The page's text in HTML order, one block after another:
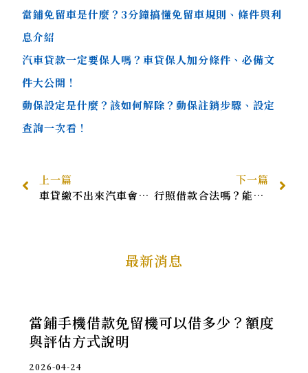
當鋪免留車是什麼？3分鐘搞懂免留車規則、條件與利
息介紹
汽車貸款一定要保人嗎？車貸保人加分條件、必備文
件大公開！
動保設定是什麼？該如何解除？動保註銷步驟、設定
查詢一次看！
上一篇
車貸繳不出來汽車會被拖走嗎？車貸遲繳後果、5種解決方法全整理
下一篇
行照借款合法嗎？能補辦行照嗎？行照借款流程＆常見問題一次看！
最新消息
當鋪手機借款免留機可以借多少？額度
與評估方式說明
2026-04-24